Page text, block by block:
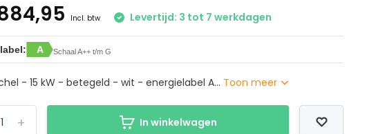
Incl. btw Levertijd: 3 tot 7 werkdagen
A Schaal A++ t/m G
- 15 kW - betegeld - wit - energielabel A... Toon meer
+ In winkelwagen